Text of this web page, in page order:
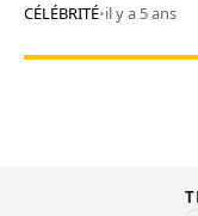
CÉLÉBRITÉ•il y a 5 ans